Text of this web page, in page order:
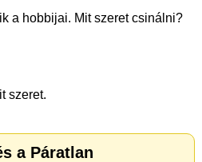
a hobbijai. Mit szeret csinálni?
szeret.
a Páratlan